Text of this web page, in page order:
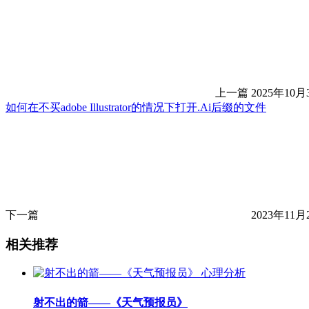
上一篇 2025年10月
如何在不买adobe Illustrator的情况下打开.Ai后缀的文件
下一篇 2023年11月
相关推荐
心理分析
射不出的箭——《天气预报员》